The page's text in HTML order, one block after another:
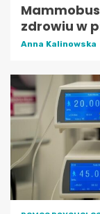
zdrowiu w
Anna Kalinowska